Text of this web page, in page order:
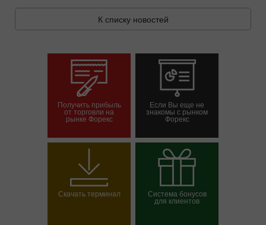
К списку новостей
Получить прибыль
от торговли на
рынке Форекс
счет
Если Вы еще не
знакомы с рынком
Форекс
Открыть демосчет
Скачать терминал Система бонусов
для клиентов